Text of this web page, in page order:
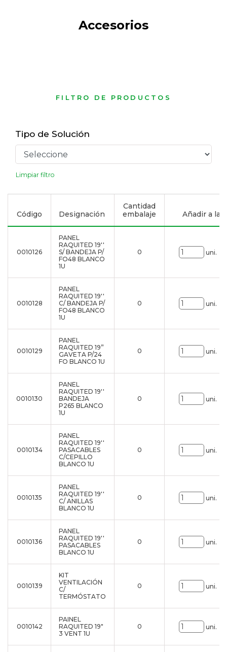
Accesorios
FILTRO DE PRODUCTOS
Tipo de Solución
Limpiar filtro
Código Designación
Cantidad
embalaje
Añadir a la
0010126
PANEL
RAQUITED 19''
S/ BANDEJA P/
FO48 BLANCO
1U
0 uni.
0010128
PANEL
RAQUITED 19''
C/ BANDEJA P/
FO48 BLANCO
1U
0 uni.
0010129
PANEL
RAQUITED 19”
GAVETA P/24
FO BLANCO 1U
0 uni.
0010130
PANEL
RAQUITED 19''
BANDEJA
P265 BLANCO
1U
0 uni.
0010134
PANEL
RAQUITED 19''
PASACABLES
C/CEPILLO
BLANCO 1U
0 uni.
0010135
PANEL
RAQUITED 19''
C/ ANILLAS
BLANCO 1U
0 uni.
0010136
PANEL
RAQUITED 19''
PASACABLES
BLANCO 1U
0 uni.
0010139
KIT
VENTILACIÓN
C/
TERMÓSTATO
0 uni.
0010142
PAINEL
RAQUITED 19"
3 VENT 1U
0 uni.